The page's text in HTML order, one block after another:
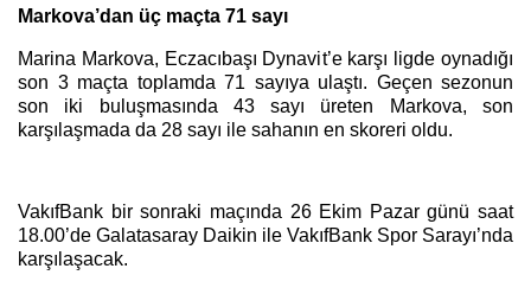
Markova’dan üç maçta 71 sayı
Marina Markova, Eczacıbaşı Dynavit’e karşı ligde oynadığı
son 3 maçta toplamda 71 sayıya ulaştı. Geçen sezonun
son iki buluşmasında 43 sayı üreten Markova, son
karşılaşmada da 28 sayı ile sahanın en skoreri oldu.
VakıfBank bir sonraki maçında 26 Ekim Pazar günü saat
18.00’de Galatasaray Daikin ile VakıfBank Spor Sarayı’nda
karşılaşacak.